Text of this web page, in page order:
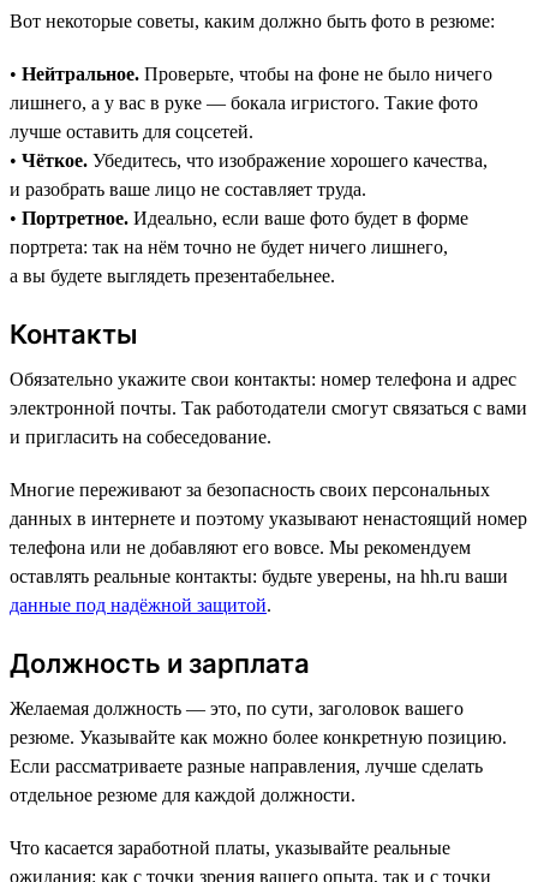
Вот некоторые советы, каким должно быть фото в резюме:
• Нейтральное. Проверьте, чтобы на фоне не было ничего
лишнего, а у вас в руке — бокала игристого. Такие фото
лучше оставить для соцсетей.
• Чёткое. Убедитесь, что изображение хорошего качества,
и разобрать ваше лицо не составляет труда.
• Портретное. Идеально, если ваше фото будет в форме
портрета: так на нём точно не будет ничего лишнего,
а вы будете выглядеть презентабельнее.
Контакты
Обязательно укажите свои контакты: номер телефона и адрес
электронной почты. Так работодатели смогут связаться с вами
и пригласить на собеседование.
Многие переживают за безопасность своих персональных
данных в интернете и поэтому указывают ненастоящий номер
телефона или не добавляют его вовсе. Мы рекомендуем
оставлять реальные контакты: будьте уверены, на hh.ru ваши
данные под надёжной защитой.
Должность и зарплата
Желаемая должность — это, по сути, заголовок вашего
резюме. Указывайте как можно более конкретную позицию.
Если рассматриваете разные направления, лучше сделать
отдельное резюме для каждой должности.
Что касается заработной платы, указывайте реальные
ожидания: как с точки зрения вашего опыта, так и с точки